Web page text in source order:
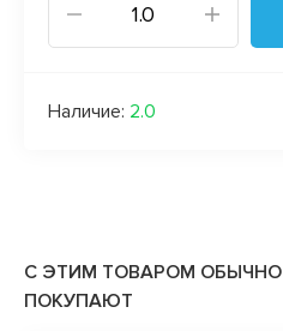
Наличие: 2.0
С ЭТИМ ТОВАРОМ ОБЫЧНО
ПОКУПАЮТ